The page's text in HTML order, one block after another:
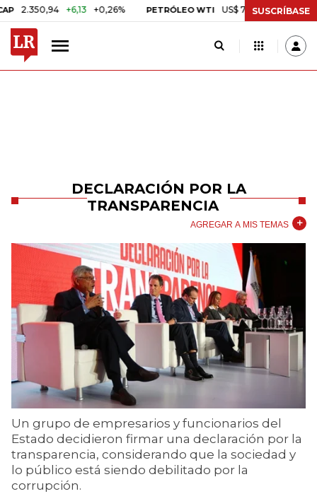
+6,13 +0,26% PETRÓLEO WTI US$ 78,18 US$ 0,17 +0,22%
SUSCRÍBASE
DECLARACIÓN POR LA
TRANSPARENCIA
AGREGAR A MIS TEMAS
Un grupo de empresarios y funcionarios del
Estado decidieron firmar una declaración por la
transparencia, considerando que la sociedad y
lo público está siendo debilitado por la
corrupción.